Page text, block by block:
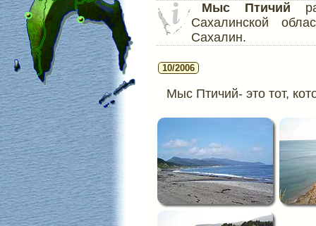
Мыс Птичий
Сахалинской
Сахалин.
10/2006
Мыс Птичий- это тот,